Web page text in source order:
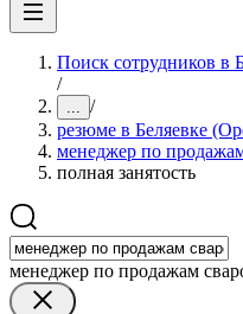
Поиск сотрудников в
/
... /
резюме в Беляевке
менеджер по
полная занятость
менеджер по продажам